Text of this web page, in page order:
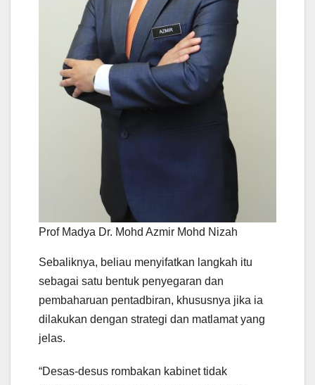
Prof Madya Dr. Mohd Azmir Mohd Nizah
Sebaliknya, beliau menyifatkan langkah itu
sebagai satu bentuk penyegaran dan
pembaharuan pentadbiran, khususnya jika ia
dilakukan dengan strategi dan matlamat yang
jelas.
“Desas-desus rombakan kabinet tidak